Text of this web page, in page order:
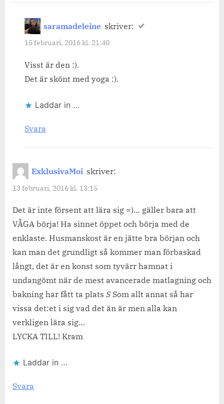
saramadeleine skriver:
15 februari, 2016 kl. 21:40
Visst är den :).
Det är skönt med yoga :).
Laddar in …
Svara
ExklusivaMoi skriver:
13 februari, 2016 kl. 13:15
Det är inte försent att lära sig =)… gäller bara att
VÅGA börja! Ha sinnet öppet och börja med de
enklaste. Husmanskost är en jätte bra början och
kan man det grundligt så kommer man förbaskad
långt, det är en konst som tyvärr hamnat i
undangömt när de mest avancerade matlagning och
bakning har fått ta plats SSom allt annat så har
vissa det:et i sig vad det än är men alla kan
verkligen lära sig…
LYCKA TILL! Kram
Laddar in …
Svara